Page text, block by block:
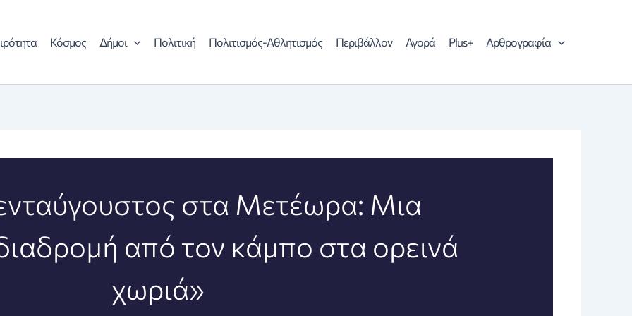
Κόσμος Δήμοι Πολιτική Πολιτισμός-Αθλητισμός Περιβάλλον Αγορά Plus+ Αρθρογραφία
στα Μετέωρα: Μια
από τον κάμπο στα ορεινά
χωριά»